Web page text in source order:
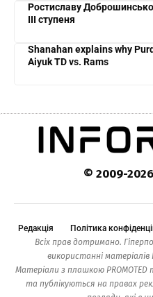
Ростиславу
III ступеня
Shanahan explains why
Aiyuk TD vs. Rams
© 2009-
Редакція Політика
Всіх прав дотримано.
використанні матеріалів
Матеріали з плашкою
та публікуються на правах